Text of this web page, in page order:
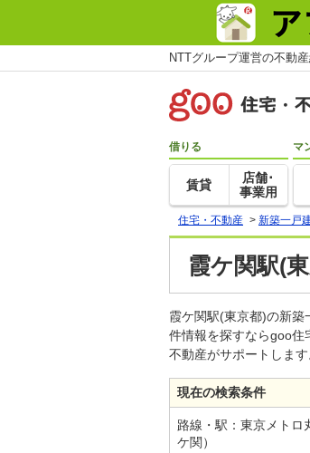
NTTグループ運営の不動
借りる
賃貸
店舗･
事業用
マ
住宅・不動産 > 新築一戸
霞ケ関駅(
霞ケ関駅(東京都)の新
件情報を探すならgoo住
不動産がサポートします
現在の検索条件
路線・駅：東京メトロ
ケ関）